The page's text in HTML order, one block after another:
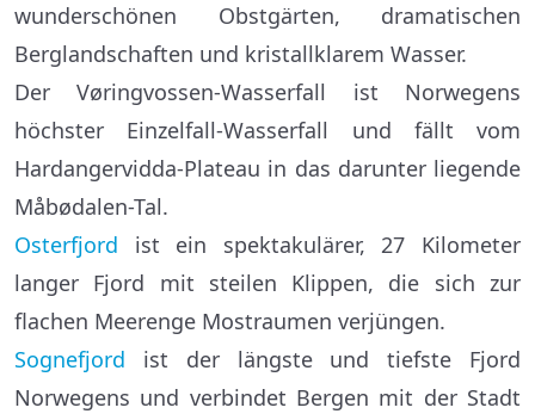
wunderschönen Obstgärten, dramatischen
Berglandschaften und kristallklarem Wasser.
Der Vøringvossen-Wasserfall ist Norwegens
höchster Einzelfall-Wasserfall und fällt vom
Hardangervidda-Plateau in das darunter liegende
Måbødalen-Tal.
Osterfjord ist ein spektakulärer, 27 Kilometer
langer Fjord mit steilen Klippen, die sich zur
flachen Meerenge Mostraumen verjüngen.
Sognefjord ist der längste und tiefste Fjord
Norwegens und verbindet Bergen mit der Stadt